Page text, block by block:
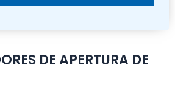
DE APERTURA DE